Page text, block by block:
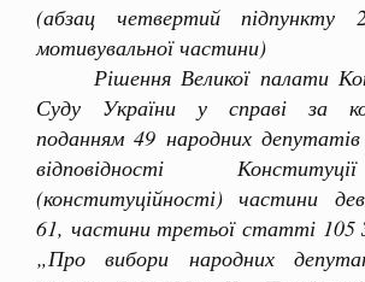
(абзац четвертий
мотивувальної частини)
Рішення Великої палати
Суду України у справі за
поданням 49 народних
відповідності
(конституційності) частини
61, частини третьої статті 105
„Про вибори народних